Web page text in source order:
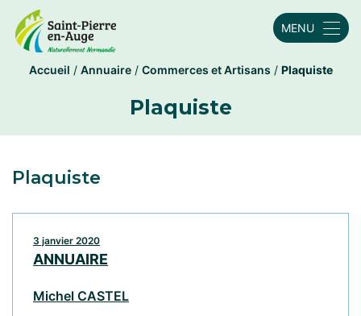
MENU
Accueil / Annuaire/ Commerces et Artisans / Plaquiste
Plaquiste
Plaquiste
3 janvier 2020
ANNUAIRE
Michel CASTEL